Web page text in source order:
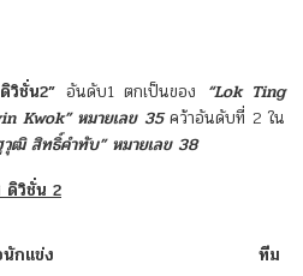
วิชั่น2” อันดับ1 ตกเป็นของ “Lok Ting
Kwok” หมายเลข 35คว้าอันดับที่ 2 ใน
ฒิ สิทธิ์คำทับ” หมายเลข 38
ดิวิชั่น 2
กแข่ง ทีม